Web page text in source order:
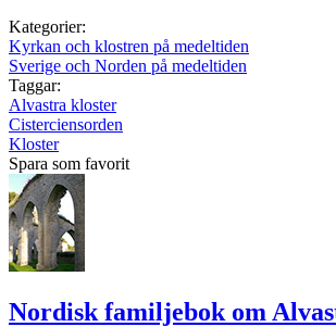
Kategorier:
Kyrkan och klostren på medeltiden
Sverige och Norden på medeltiden
Taggar:
Alvastra kloster
Cisterciensorden
Kloster
Spara som favorit
Nordisk familjebok om